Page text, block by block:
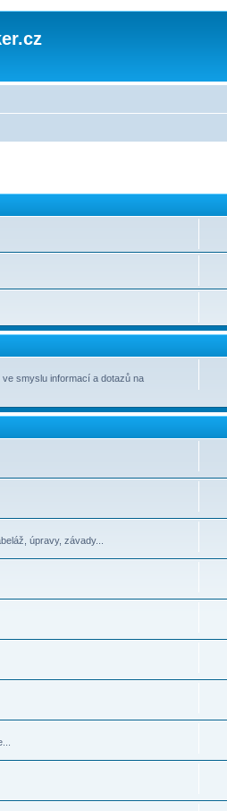
smyslu informací a dotazů na
úpravy, závady...